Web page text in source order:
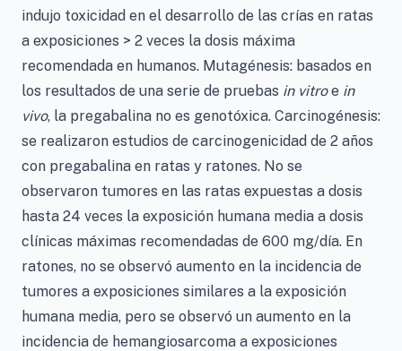
indujo toxicidad en el desarrollo de las crías en ratas
a exposiciones > 2 veces la dosis máxima
recomendada en humanos. Mutagénesis: basados en
los resultados de una serie de pruebas in vitroe in
vivo, la pregabalina no es genotóxica. Carcinogénesis:
se realizaron estudios de carcinogenicidad de 2 años
con pregabalina en ratas y ratones. No se
observaron tumores en las ratas expuestas a dosis
hasta 24 veces la exposición humana media a dosis
clínicas máximas recomendadas de 600 mg/día. En
ratones, no se observó aumento en la incidencia de
tumores a exposiciones similares a la exposición
humana media, pero se observó un aumento en la
incidencia de hemangiosarcoma a exposiciones